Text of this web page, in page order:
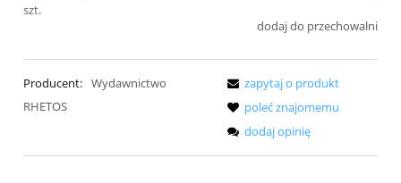
szt.
dodaj do przechowalni
Producent: Wydawnictwo
RHETOS
zapytaj o produkt
poleć znajomemu
dodaj opinię